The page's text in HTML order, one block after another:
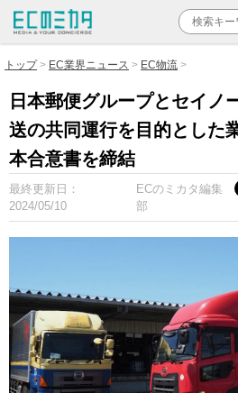
トップ EC業界ニュース EC物流
日本郵便グループとセイ
送の共同運行を目的とした
本合意書を締結
最終更新日：
2024/05/10
ECのミカタ編集
部